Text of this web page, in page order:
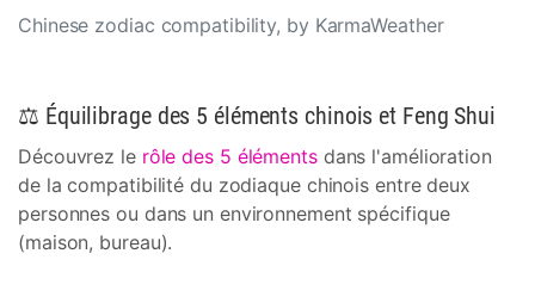
Chinese zodiac compatibility, by KarmaWeather
⚖️ Équilibrage des 5 éléments chinois et Feng Shui
Découvrez le rôle des 5 élémentsdans l'amélioration
de la compatibilité du zodiaque chinois entre deux
personnes ou dans un environnement spécifique
(maison, bureau).